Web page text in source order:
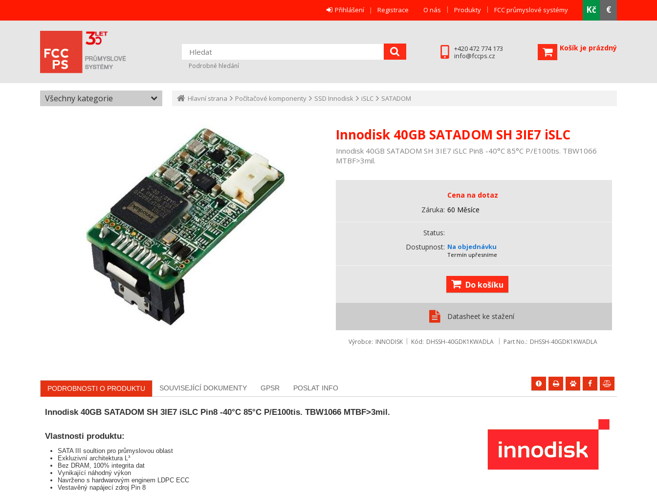
Kč €
O nás Produkty FCC průmyslové systémy
Přihlášení Registrace
Košík je prázdný
+420 472 774 173
info@fccps.cz
Podrobné hledání
Všechny kategorie Hlavní strana Počítačové komponenty SSD Innodisk iSLC SATADOM
Innodisk 40GB SATADOM SH 3IE7 iSLC
Innodisk 40GB SATADOM SH 3IE7 iSLC Pin8 -40°C 85°C P/E100tis. TBW1066
MTBF>3mil.
Cena na dotaz
Záruka 60 Měsíce
Status
Dostupnost Na objednávku
Termín upřesníme
Do košíku
Datasheet ke stažení
Výrobce INNODISK Kód DHSSH-40GDK1KWADLA Part No. DHSSH-40GDK1KWADLA
PODROBNOSTI O PRODUKTU SOUVISEJÍCÍ DOKUMENTY GPSR POSLAT INFO
Innodisk 40GB SATADOM SH 3IE7 iSLC Pin8 -40°C 85°C P/E100tis. TBW1066 MTBF>3mil.
Vlastnosti produktu:
SATA III soultion pro průmyslovou oblast
Exkluzivní architektura L³
Bez DRAM, 100% integrita dat
Vynikající náhodný výkon
Navrženo s hardwarovým enginem LDPC ECC
Vestavěný napájecí zdroj Pin 8